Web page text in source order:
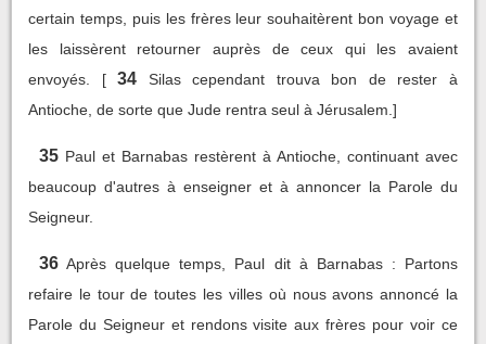
certain temps, puis les frères leur souhaitèrent bon voyage et
les laissèrent retourner auprès de ceux qui les avaient
envoyés. [
34
Silas cependant trouva bon de rester à
Antioche, de sorte que Jude rentra seul à Jérusalem.]
35 Paul et Barnabas restèrent à Antioche, continuant avec
beaucoup d'autres à enseigner et à annoncer la Parole du
Seigneur.
36 Après quelque temps, Paul dit à Barnabas : Partons
refaire le tour de toutes les villes où nous avons annoncé la
Parole du Seigneur et rendons visite aux frères pour voir ce